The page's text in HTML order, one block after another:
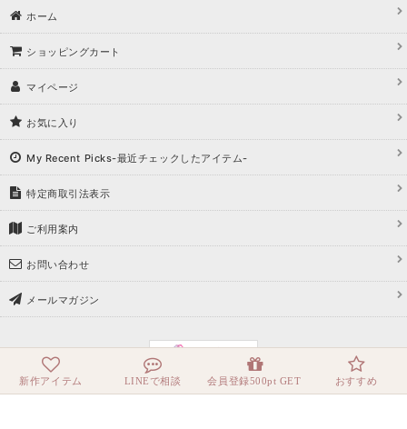
新作アイテム LINEで相談 会員登録500pt GET おすすめ
ホーム
ショッピングカート
マイページ
お気に入り
My Recent Picks-最近チェックしたアイテム-
特定商取引法表示
ご利用案内
お問い合わせ
メールマガジン